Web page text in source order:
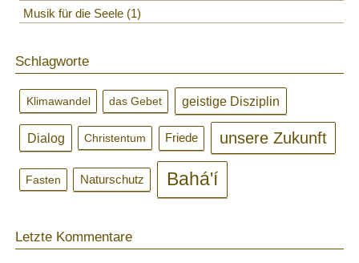
Musik für die Seele 1
Schlagworte
Klimawandel das Gebet geistige Disziplin
Dialog Christentum Friede unsere Zukunft
Fasten Naturschutz Bahá'í
Letzte Kommentare